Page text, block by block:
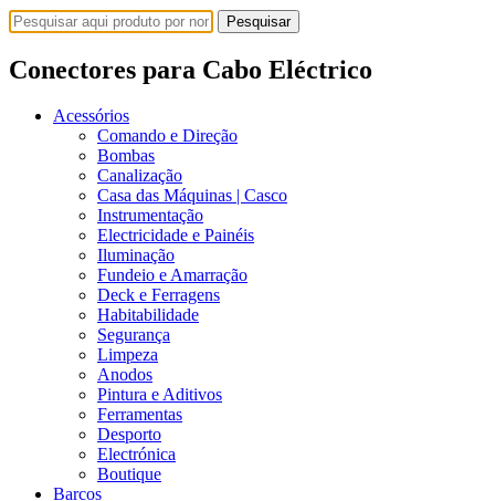
Pesquisar
Conectores para Cabo Eléctrico
Acessórios
Comando e Direção
Bombas
Canalização
Casa das Máquinas | Casco
Instrumentação
Electricidade e Painéis
Iluminação
Fundeio e Amarração
Deck e Ferragens
Habitabilidade
Segurança
Limpeza
Anodos
Pintura e Aditivos
Ferramentas
Desporto
Electrónica
Boutique
Barcos